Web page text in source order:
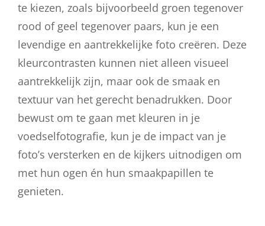
te kiezen, zoals bijvoorbeeld groen tegenover
rood of geel tegenover paars, kun je een
levendige en aantrekkelijke foto creëren. Deze
kleurcontrasten kunnen niet alleen visueel
aantrekkelijk zijn, maar ook de smaak en
textuur van het gerecht benadrukken. Door
bewust om te gaan met kleuren in je
voedselfotografie, kun je de impact van je
foto’s versterken en de kijkers uitnodigen om
met hun ogen én hun smaakpapillen te
genieten.